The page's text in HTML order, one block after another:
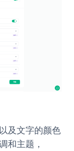
及文字的颜色
和主题，